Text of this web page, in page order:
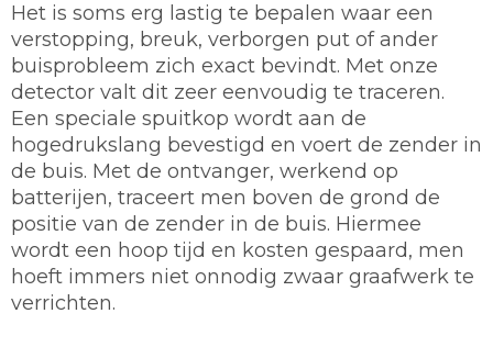
Het is soms erg lastig te bepalen waar een
verstopping, breuk, verborgen put of ander
buisprobleem zich exact bevindt. Met onze
detector valt dit zeer eenvoudig te traceren.
Een speciale spuitkop wordt aan de
hogedrukslang bevestigd en voert de zender in
de buis. Met de ontvanger, werkend op
batterijen, traceert men boven de grond de
positie van de zender in de buis. Hiermee
wordt een hoop tijd en kosten gespaard, men
hoeft immers niet onnodig zwaar graafwerk te
verrichten.